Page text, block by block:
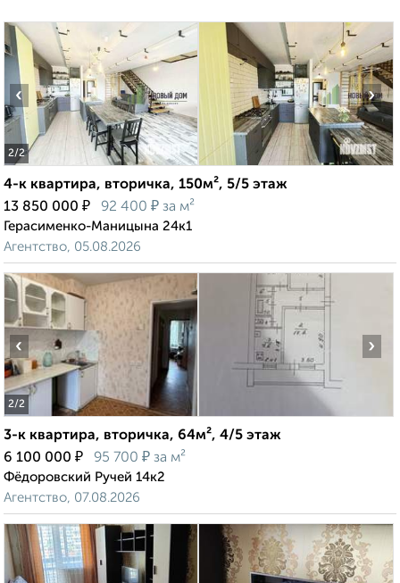
2/2
‹ ›
4-к квартира, вторичка, 150м², 5/5 этаж
13 850 000 ₽ 92 400 ₽ за м²
Герасименко-Маницына 24к1
Агентство, 05.08.2026
2/2
‹ ›
3-к квартира, вторичка, 64м², 4/5 этаж
6 100 000 ₽ 95 700 ₽ за м²
Фёдоровский Ручей 14к2
Агентство, 07.08.2026